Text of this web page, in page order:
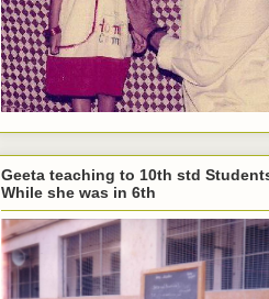
Geeta teaching to 10th std
While she was in 6th